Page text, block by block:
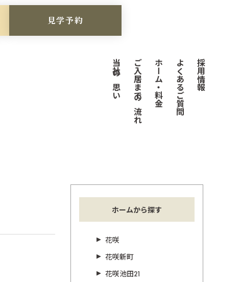
見学予約
当社の思い ご入居までの流れ ホーム・料金 よくあるご質問 採用情報
ホームから探す
花咲
花咲新町
花咲池田21